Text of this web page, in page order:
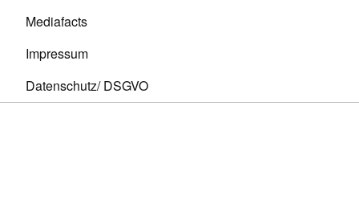
Mediafacts
Impressum
Datenschutz/ DSGVO